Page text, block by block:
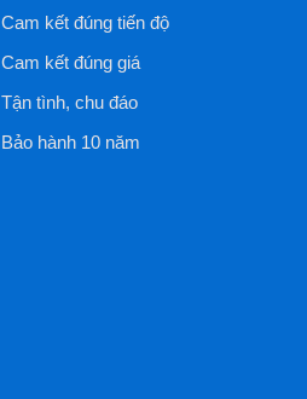
Cam kết đúng tiến độ
Cam kết đúng giá
Tận tình, chu đáo
Bảo hành 10 năm